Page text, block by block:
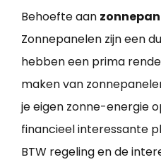
Behoefte aan
Zonnepanelen zijn een
hebben een prima
maken van
je eigen zonne-energie
financieel interessante
BTW regeling en de